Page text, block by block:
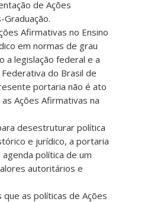
de Ações
Afirmativas no Ensino
em normas de grau
a legislação federal e a
do Brasil de
portaria não é ato
Ações Afirmativas na
desestruturar política
e jurídico, a portaria
política de um
autoritários e
as políticas de Ações